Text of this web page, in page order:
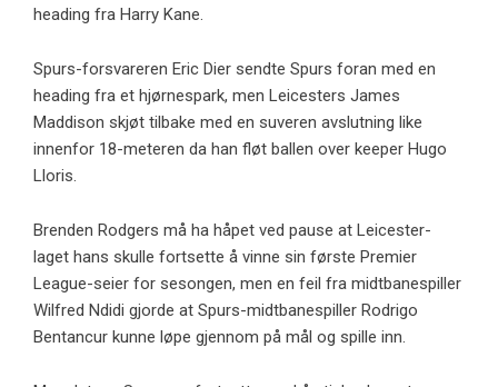
heading fra Harry Kane.
Spurs-forsvareren Eric Dier sendte Spurs foran med en
heading fra et hjørnespark, men Leicesters James
Maddison skjøt tilbake med en suveren avslutning like
innenfor 18-meteren da han fløt ballen over keeper Hugo
Lloris.
Brenden Rodgers må ha håpet ved pause at Leicester-
laget hans skulle fortsette å vinne sin første Premier
League-seier for sesongen, men en feil fra midtbanespiller
Wilfred Ndidi gjorde at Spurs-midtbanespiller Rodrigo
Bentancur kunne løpe gjennom på mål og spille inn.